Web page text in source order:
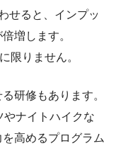
せると、インプッ
増します。
限りません。
研修もあります。
やナイトハイクな
高めるプログラム